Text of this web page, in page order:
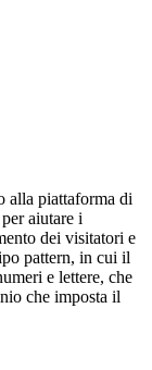
alla piattaforma di
aiutare i
dei visitatori e
pattern, in cui il
e lettere, che
che imposta il